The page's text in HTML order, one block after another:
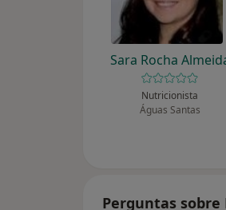
Sara Rocha
Nutricionista
Águas Santas
Perguntas